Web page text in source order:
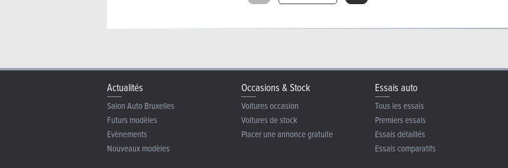
Actualités
Salon Auto Bruxelles
Futurs modèles
Evènements
Nouveaux modèles
Occasions & Stock
Voitures occasion
Voitures de stock
Placer une annonce gratuite
Essais auto
Tous les essais
Premiers essais
Essais détaillés
Essais comparatifs